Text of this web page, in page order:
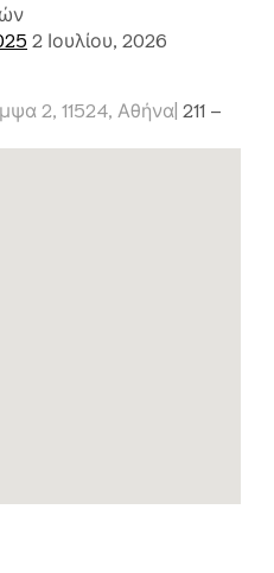
2 Ιουλίου, 2026
2, 11524, Αθήνα| 211 –